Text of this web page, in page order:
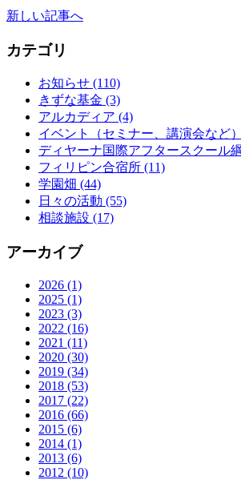
新しい記事へ
カテゴリ
お知らせ (110)
きずな基金 (3)
アルカディア (4)
イベント（セミナー、講演会など）
ディヤーナ国際アフタースクール
フィリピン合宿所 (11)
学園畑 (44)
日々の活動 (55)
相談施設 (17)
アーカイブ
2026 (1)
2025 (1)
2023 (3)
2022 (16)
2021 (11)
2020 (30)
2019 (34)
2018 (53)
2017 (22)
2016 (66)
2015 (6)
2014 (1)
2013 (6)
2012 (10)